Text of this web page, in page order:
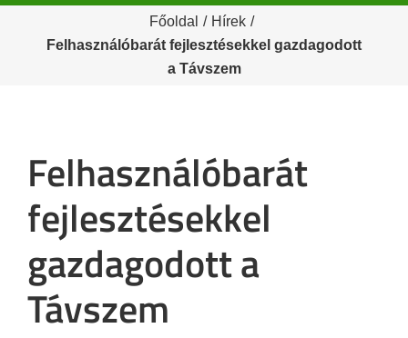
Főoldal / Hírek /
Felhasználóbarát fejlesztésekkel gazdagodott
a Távszem
Felhasználóbarát
fejlesztésekkel
gazdagodott a
Távszem